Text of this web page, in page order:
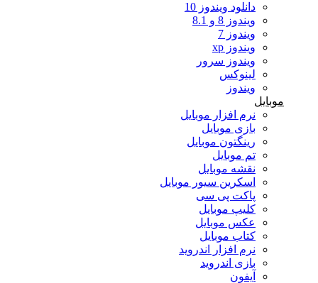
دانلود ویندوز 10
ویندوز 8 و 8.1
ویندوز 7
ویندوز xp
ویندوز سرور
لینوکس
ویندوز
موبایل
نرم افزار موبایل
بازی موبایل
رینگتون موبایل
تم موبایل
نقشه موبایل
اسکرین سیور موبایل
پاکت پی سی
کلیپ موبایل
عکس موبایل
کتاب موبایل
نرم افزار اندروید
بازی اندروید
آیفون